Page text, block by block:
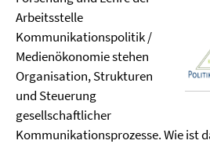
Arbeitsstelle
Kommunikationspolitik /
Medienökonomie stehen
Organisation, Strukturen
und Steuerung
gesellschaftlicher
Kommunikationsprozesse. Wie ist